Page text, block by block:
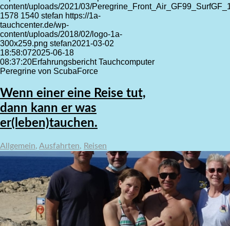
content/uploads/2021/03/
1578 1540 stefan https://1a-
tauchcenter.de/wp-
content/uploads/2018/02/logo-1a-
300x259.png stefan2021-03-02
18:58:072025-06-18
08:37:20Erfahrungsbericht Tauchcomputer
Peregrine von ScubaForce
Wenn einer eine Reise tut,
dann kann er was
er(leben)tauchen.
Allgemein, Ausfahrten, Reisen